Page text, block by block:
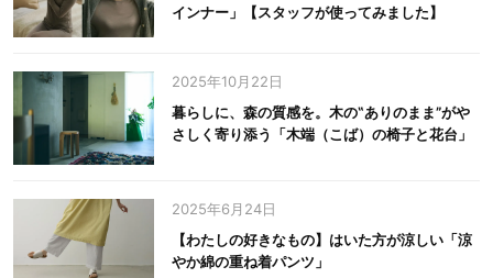
インナー」【スタッフが使ってみました】
2025年10月22日
暮らしに、森の質感を。木の‟ありのまま”がや
さしく寄り添う「木端（こば）の椅子と花台」
2025年6月24日
【わたしの好きなもの】はいた方が涼しい「涼
やか綿の重ね着パンツ」